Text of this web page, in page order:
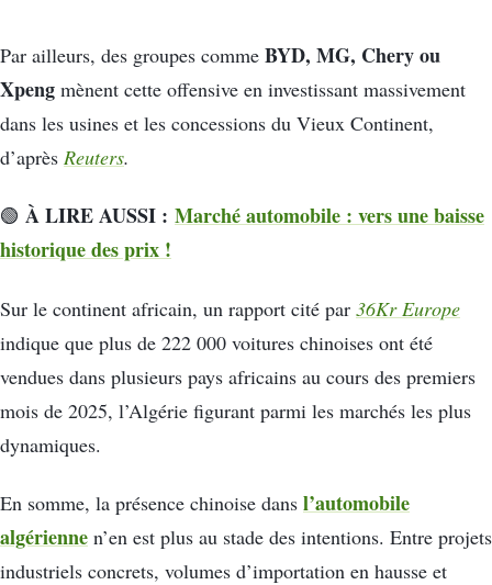
Par ailleurs, des groupes comme BYD, MG, Chery ou
Xpeng mènent cette offensive en investissant massivement
dans les usines et les concessions du Vieux Continent,
d’après Reuters.
🟢 À LIRE AUSSI : Marché automobile : vers une baisse
historique des prix !
Sur le continent africain, un rapport cité par 36Kr Europe
indique que plus de 222 000 voitures chinoises ont été
vendues dans plusieurs pays africains au cours des premiers
mois de 2025, l’Algérie figurant parmi les marchés les plus
dynamiques.
En somme, la présence chinoise dans l’automobile
algérienne n’en est plus au stade des intentions. Entre projets
industriels concrets, volumes d’importation en hausse et